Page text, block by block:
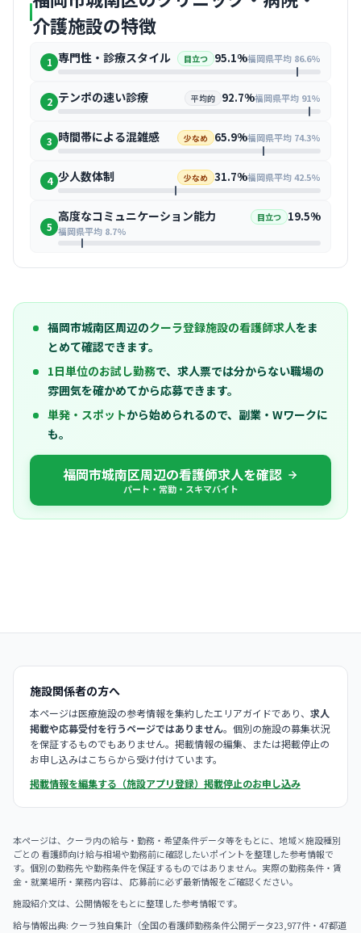
介護施設の特徴
1 専門性・診療スタイル 目立つ 95.1%福岡県平均 86.6%
2 テンポの速い診療 平均的 92.7%福岡県平均 91%
3 時間帯による混雑感 少なめ 65.9%福岡県平均 74.3%
4 少人数体制 少なめ 31.7%福岡県平均 42.5%
5
高度なコミュニケーション能力 目立つ 19.5%
福岡県平均 8.7%
福岡市城南区周辺のクーラ登録施設の看護師求人をま
とめて確認できます。
1日単位のお試し勤務で、求人票では分からない職場の
雰囲気を確かめてから応募できます。
単発・スポットから始められるので、副業・Wワークに
も。
福岡市城南区周辺の看護師求人を確認
パート・常勤・スキマバイト
施設関係者の方へ
本ページは医療施設の参考情報を集約したエリアガイドであり、 求人
掲載や応募受付を行うページではありません。個別の施設の募集状況
を保証するものでもありません。掲載情報の編集、または掲載停止の
お申し込みはこちらから受け付けています。
掲載情報を編集する（施設アプリ登録） 掲載停止のお申し込み
本ページは、クーラ内の給与・勤務・希望条件データ等をもとに、地域×施設種別
ごとの 看護師向け給与相場や勤務前に確認したいポイントを整理した参考情報で
す。個別の勤務先 や勤務条件を保証するものではありません。実際の勤務条件・賃
金・就業場所・業務内容は、 応募前に必ず最新情報をご確認ください。
施設紹介文は、公開情報をもとに整理した参考情報です。
給与情報出典: クーラ独自集計（全国の看護師勤務条件公開データ23,977件・47都道